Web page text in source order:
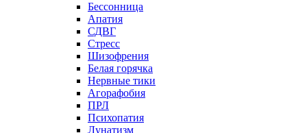
Бессонница
Апатия
СДВГ
Стресс
Шизофрения
Белая горячка
Нервные тики
Агорафобия
ПРЛ
Психопатия
Лунатизм